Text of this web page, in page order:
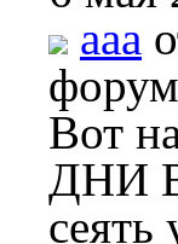
aaa
Вот
ДНИ